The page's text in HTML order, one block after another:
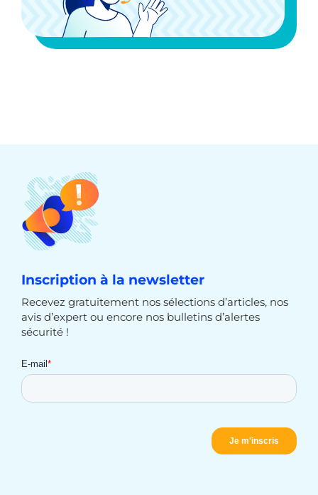
Inscription à la newsletter
Recevez gratuitement nos sélections d’articles, nos
avis d’expert ou encore nos bulletins d’alertes
sécurité !